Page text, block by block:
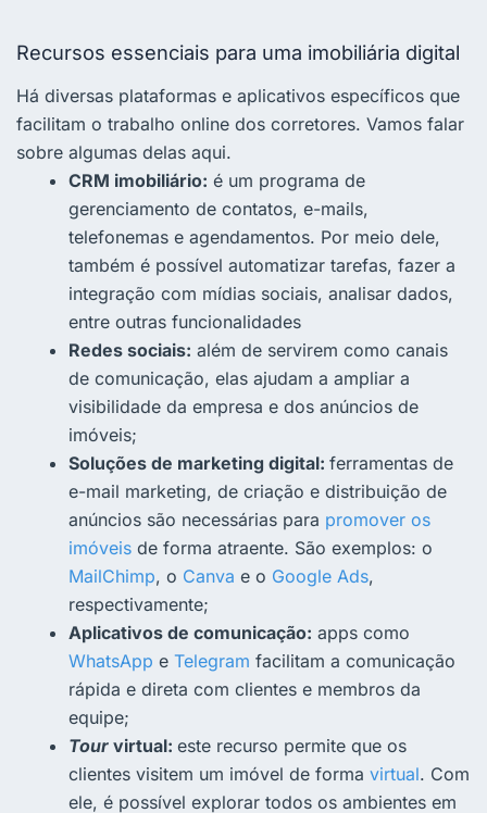
Recursos essenciais para uma imobiliária digital
Há diversas plataformas e aplicativos específicos que
facilitam o trabalho online dos corretores. Vamos falar
sobre algumas delas aqui.
CRM imobiliário: é um programa de
gerenciamento de contatos, e-mails,
telefonemas e agendamentos. Por meio dele,
também é possível automatizar tarefas, fazer a
integração com mídias sociais, analisar dados,
entre outras funcionalidades
Redes sociais: além de servirem como canais
de comunicação, elas ajudam a ampliar a
visibilidade da empresa e dos anúncios de
imóveis;
Soluções de marketing digital: ferramentas de
e-mail marketing, de criação e distribuição de
anúncios são necessárias para promover os
imóveis de forma atraente. São exemplos: o
MailChimp, o Canva e o Google Ads,
respectivamente;
Aplicativos de comunicação: apps como
WhatsApp e Telegram facilitam a comunicação
rápida e direta com clientes e membros da
equipe;
Tour virtual: este recurso permite que os
clientes visitem um imóvel de forma virtual. Com
ele, é possível explorar todos os ambientes em